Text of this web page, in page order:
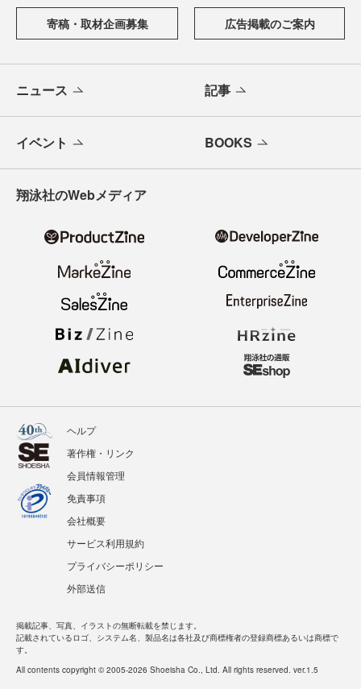
寄稿・取材企画募集 広告掲載のご案内
ニュース 記事
イベント BOOKS
翔泳社のWebメディア
ヘルプ
著作権・リンク
会員情報管理
免責事項
会社概要
サービス利用規約
プライバシーポリシー
外部送信
掲載記事、写真、イラストの無断転載を禁じます。
記載されているロゴ、システム名、製品名は各社及び商標権者の登録商標あるいは商標で
す。
All contents copyright © 2005-2026 Shoeisha Co., Ltd. All rights reserved. ver.1.5